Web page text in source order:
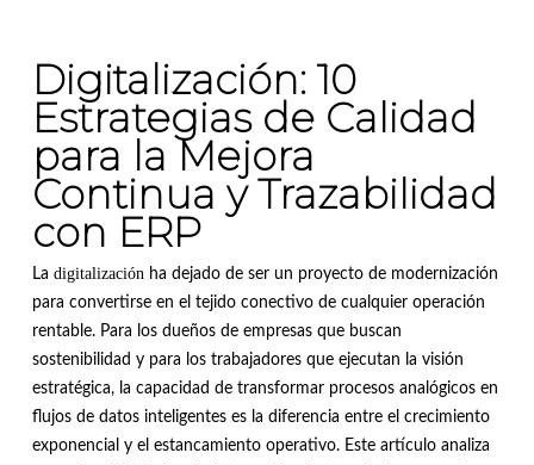
Digitalización: 10
Estrategias de Calidad
para la Mejora
Continua y Trazabilidad
con ERP
La digitalizaciónha dejado de ser un proyecto de modernización
para convertirse en el tejido conectivo de cualquier operación
rentable. Para los dueños de empresas que buscan
sostenibilidad y para los trabajadores que ejecutan la visión
estratégica, la capacidad de transformar procesos analógicos en
flujos de datos inteligentes es la diferencia entre el crecimiento
exponencial y el estancamiento operativo. Este artículo analiza